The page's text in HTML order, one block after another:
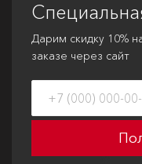
Дарим скидку 10%
заказе через сайт